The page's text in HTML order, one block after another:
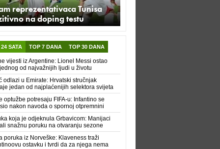
reprezentativaca Tunisa
na doping testu
SATA TOP 7 DANA TOP 30 DANA
vijesti iz Argentine: Lionel Messi ostao
od najvažnijih ljudi u životu
odlazi u Emirate: Hrvatski stručnjak
jedan od najplaćenijih selektora svijeta
optužbe potresaju FIFA-u: Infantino se
nakon navoda o spornoj otpremnini
koja je odjeknula Grbavicom: Manijaci
snažnu poruku na otvaranju sezone
poruka iz Norveške: Klaveness traži
ostavku i tvrdi da za njega nema